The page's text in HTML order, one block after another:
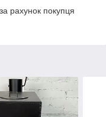
рахунок покупця